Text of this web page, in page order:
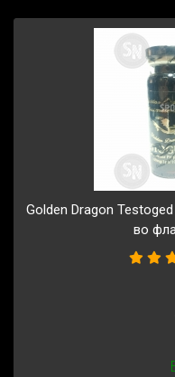
Golden Dragon
во